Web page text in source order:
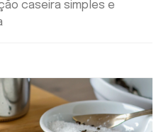
caseira simples e